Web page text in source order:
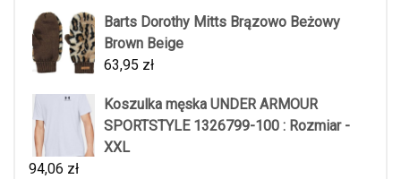
Barts Dorothy Mitts Brązowo Beżowy
Brown Beige
63,95 zł
Koszulka męska UNDER ARMOUR
SPORTSTYLE 1326799-100 : Rozmiar -
XXL
94,06 zł